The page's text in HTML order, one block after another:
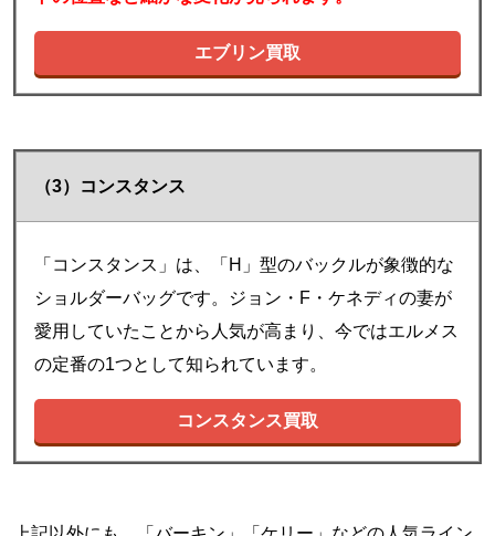
エブリン買取
（3）コンスタンス
「コンスタンス」は、「H」型のバックルが象徴的な
ショルダーバッグです。ジョン・F・ケネディの妻が
愛用していたことから人気が高まり、今ではエルメス
の定番の1つとして知られています。
コンスタンス買取